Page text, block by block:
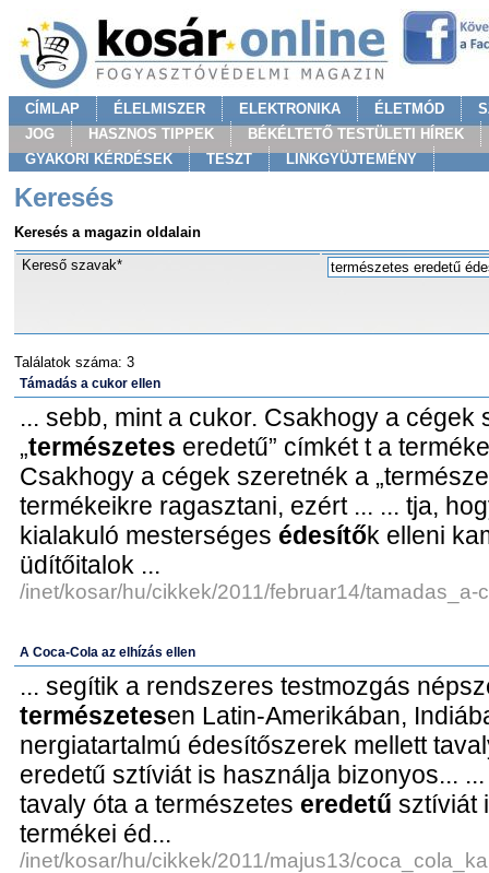
CÍMLAP ÉLELMISZER ELEKTRONIKA ÉLETMÓD
JOG
HASZNOS TIPPEK
BÉKÉLTETŐ TESTÜLETI HÍREK
GYAKORI KÉRDÉSEK
TESZT LINKGYÜJTEMÉNY
Keresés
Keresés a magazin oldalain
Kereső szavak*
Találatok száma: 3
Támadás a cukor ellen
... sebb, mint a cukor. Csakhogy a cégek
„természetes eredetű” címkét t a
Csakhogy a cégek szeretnék a
termékeikre ragasztani, ezért ... ... tja,
kialakuló mesterséges édesítők elleni
üdítőitalok ...
/inet/kosar/hu/cikkek/2011/februar14/tamadas_a-
A Coca-Cola az elhízás ellen
... segítik a rendszeres testmozgás
természetesen Latin-Amerikában,
nergiatartalmú édesítőszerek mellett
eredetű sztíviát is használja bizonyos...
tavaly óta a természetes eredetű sztíviát
termékei éd...
/inet/kosar/hu/cikkek/2011/majus13/